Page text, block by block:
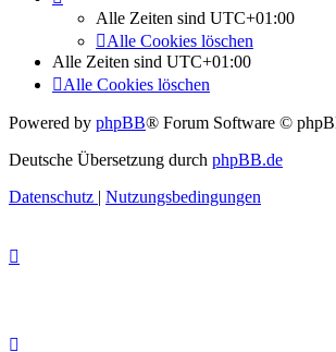
Alle Zeiten sind UTC+01:00
Alle Cookies löschen
Alle Zeiten sind UTC+01:00
Alle Cookies löschen
Powered by phpBB® Forum Software ©
Deutsche Übersetzung durch phpBB.de
Datenschutz | Nutzungsbedingungen